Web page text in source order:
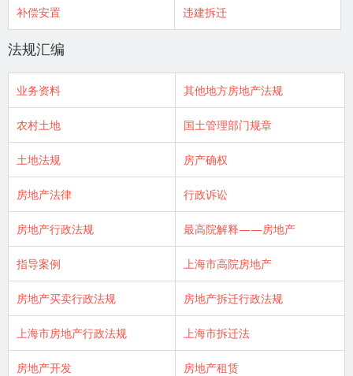
补偿安置 违建拆迁
法规汇编
业务资料 其他地方房地产法规
农村土地 国土管理部门规章
土地法规 房产确权
房地产法律 行政诉讼
房地产行政法规 最高院解释——房地产
指导案例 上海市高院房地产
房地产买卖行政法规 房地产拆迁行政法规
上海市房地产行政法规 上海市拆迁法
房地产开发 房地产租赁